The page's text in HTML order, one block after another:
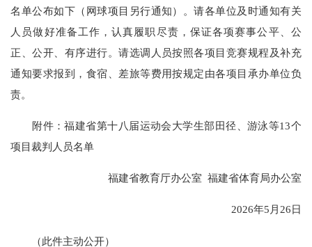
名单公布如下（网球项目另行通知）。请各单位及时通知有关
人员做好准备工作，认真履职尽责，保证各项赛事公平、公
正、公开、有序进行。请选调人员按照各项目竞赛规程及补充
通知要求报到，食宿、差旅等费用按规定由各项目承办单位负
责。
附件：福建省第十八届运动会大学生部田径、游泳等13个
项目裁判人员名单
福建省教育厅办公室 福建省体育局办公室
2026年5月26日
（此件主动公开）